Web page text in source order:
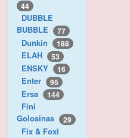
44
DUBBLE
BUBBLE
77
Dunkin 188
ELAH 53
ENSKY 16
Enter 95
Ersa 144
Fini
Golosinas
29
Fix & Foxi